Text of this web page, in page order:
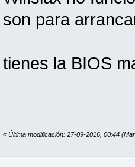
son para
tienes la BIOS
« Última modificación: 27-09-2016, 00:44